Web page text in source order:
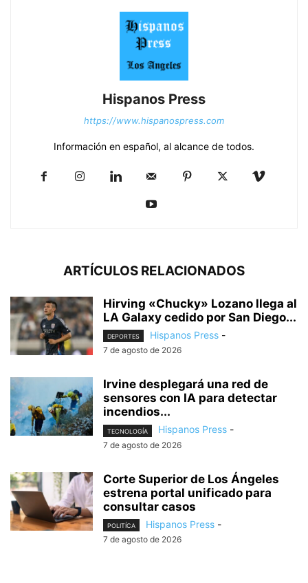
Hispanos Press
https://www.hispanospress.com
Información en español, al alcance de todos.
ARTÍCULOS RELACIONADOS
Hirving «Chucky» Lozano llega al
LA Galaxy cedido por San Diego...
DEPORTES Hispanos Press -
7 de agosto de 2026
Irvine desplegará una red de
sensores con IA para detectar
incendios...
TECNOLOGÍA Hispanos Press -
7 de agosto de 2026
Corte Superior de Los Ángeles
estrena portal unificado para
consultar casos
POLITÍCA Hispanos Press -
7 de agosto de 2026